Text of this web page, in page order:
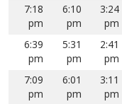
3:24
pm
6:10
pm
7:18
pm
2:41
pm
5:31
pm
6:39
pm
3:11
pm
6:01
pm
7:09
pm